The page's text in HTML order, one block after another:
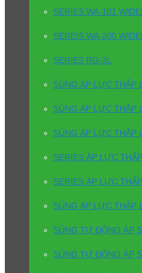
SERIES WA-101
SEREIS WA-200
SERIES RG-3L
SÚNG ÁP LỰC THẤP
SÚNG ÁP LỰC THẤP
SÚNG ÁP LỰC THẤP
SERIES ÁP LỰC
SERIES ÁP LỰC
SÚNG ÁP LỰC THẤP
SÚNG TỰ ĐỘNG ÁP
SÚNG TỰ ĐỘNG ÁP